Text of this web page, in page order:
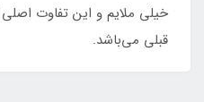
خیلی ملایم و این تفاوت
قبلی می‌باشد.